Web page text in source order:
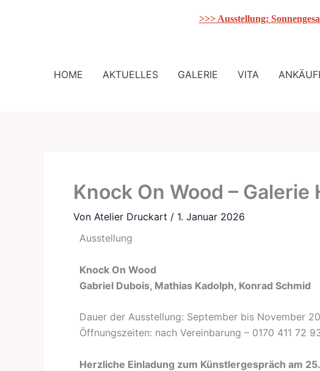
HOME AKTUELLES GALERIE VITA
Knock On Wood –
Von Atelier Druckart / 1. Januar 2026
Ausstellung
Knock On Wood
Gabriel Dubois, Mathias Kadolph, Konrad Schmid
Dauer der Ausstellung: September bis November
Öffnungszeiten: nach Vereinbarung – 0170 411 72
Herzliche Einladung zum Künstlergespräch am
>>> Ausstellung: